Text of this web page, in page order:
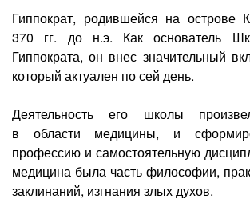
Гиппократ, родившейся на
370 гг. до н.э. Как основатель
Гиппократа, он внес значительный
который актуален по сей день.
Деятельность его школы
в области медицины, и
профессию и самостоятельную
медицина была часть философии,
заклинаний, изгнания злых духов.